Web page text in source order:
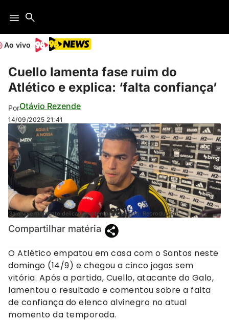
Ao vivo
Cuello lamenta fase ruim do
Atlético e explica: ‘falta confiança’
PorOtávio Rezende
14/09/2025 21:41
Galo vive momento delicado na temporada (Foto: Reprodução)
Compartilhar matéria
O Atlético empatou em casa com o Santos neste
domingo (14/9) e chegou a cinco jogos sem
vitória. Após a partida, Cuello, atacante do Galo,
lamentou o resultado e comentou sobre a falta
de confiança do elenco alvinegro no atual
momento da temporada.